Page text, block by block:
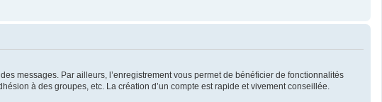
messages. Par ailleurs, l’enregistrement vous permet de bénéficier de fonctionnalités
à des groupes, etc. La création d’un compte est rapide et vivement conseillée.